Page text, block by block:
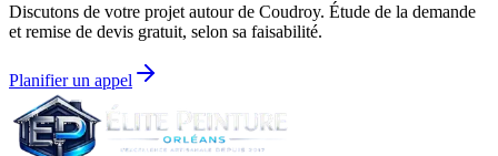
Discutons de votre projet autour de Coudroy. Étude de la demande
et remise de devis gratuit, selon sa faisabilité.
Planifier un appel